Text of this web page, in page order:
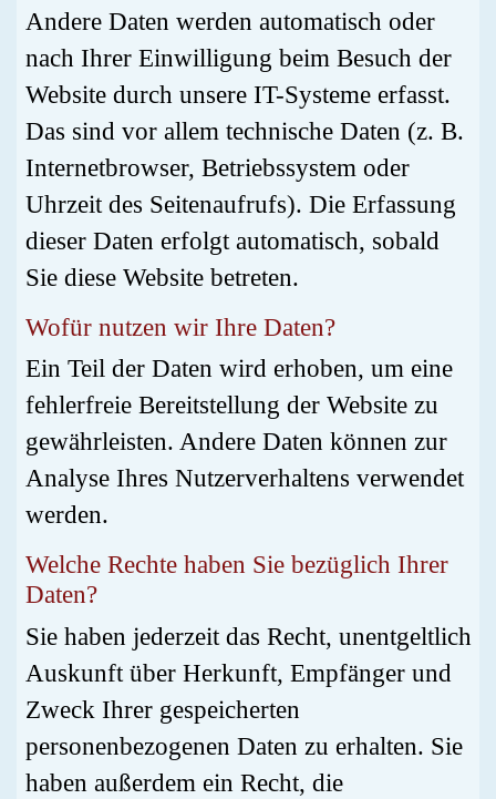
Andere Daten werden automatisch oder
nach Ihrer Einwilligung beim Besuch der
Website durch unsere IT-Systeme erfasst.
Das sind vor allem technische Daten (z. B.
Internetbrowser, Betriebssystem oder
Uhrzeit des Seitenaufrufs). Die Erfassung
dieser Daten erfolgt automatisch, sobald
Sie diese Website betreten.
Wofür nutzen wir Ihre Daten?
Ein Teil der Daten wird erhoben, um eine
fehlerfreie Bereitstellung der Website zu
gewährleisten. Andere Daten können zur
Analyse Ihres Nutzerverhaltens verwendet
werden.
Welche Rechte haben Sie bezüglich Ihrer
Daten?
Sie haben jederzeit das Recht, unentgeltlich
Auskunft über Herkunft, Empfänger und
Zweck Ihrer gespeicherten
personenbezogenen Daten zu erhalten. Sie
haben außerdem ein Recht, die